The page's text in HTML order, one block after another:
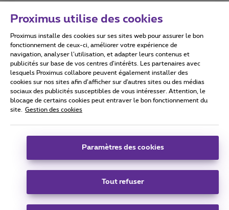
Conditions d'utilisation Accessibility statement
Tous droits réservés. © 2026 Proximus
Conditions générales, info consommateur
Coordonnées de l’entreprise
Boulevard du Roi Albert II 27 - B-1030 Bruxelles.
Carrier & Wholesale Solutions
Proximus utilise des cookies
Proximus installe des cookies sur ses sites web pour assurer le bon
fonctionnement de ceux-ci, améliorer votre expérience de
navigation, analyser l’utilisation, et adapter leurs contenus et
publicités sur base de vos centres d’intérêts. Les partenaires avec
lesquels Proximus collabore peuvent également installer des
cookies sur nos sites afin d’afficher sur d'autres sites ou des médias
sociaux des publicités susceptibles de vous intéresser. Attention, le
blocage de certains cookies peut entraver le bon fonctionnement du
site.
Gestion des cookies
Paramètres des cookies
Tout refuser